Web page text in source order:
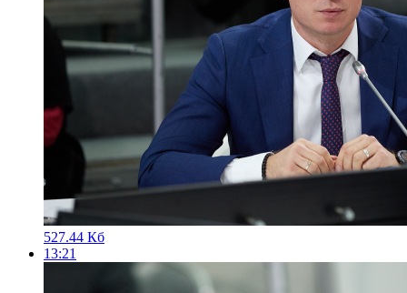
527.44 Кб
13:21